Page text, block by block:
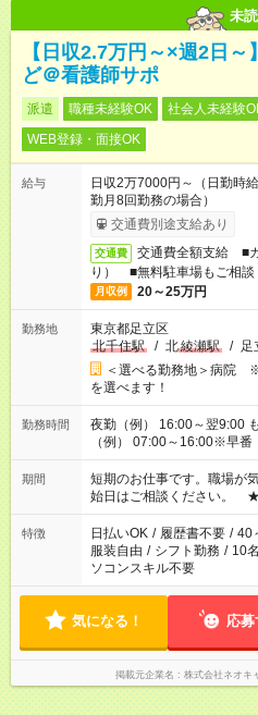
未読
【日収2.7万円～×週2日
ど＠看護師サポ
派遣 職種未経験OK 社会人未経験
WEB登録・面接OK
給与
日収2万7000円～（日勤時
勤月8回勤務の場合）
交通費別途支給あり
交通費
交通費全額支給 ■
り） ■無料駐車場もご相談
月収例 20～25万円
勤務地
東京都足立区
北千住駅
/ 北綾瀬駅 / 足
＜選べる勤務地＞病院
を選べます！
勤務時間
夜勤（例） 16:00～翌9:00
（例） 07:00～16:00※早
20:00※遅番 ※時間は、固定
あれば調整できます！ ※シ
なります。★家庭の都合で
ください。
期間
短期のお仕事です。職場
始日はご相談ください。 ★
特徴 日払いOK / 履歴書不要 / 40
服装自由 / シフト勤務 / 10
ソコンスキル不要
気になる！ 応募
掲載元企業名 株式会社ネオキ